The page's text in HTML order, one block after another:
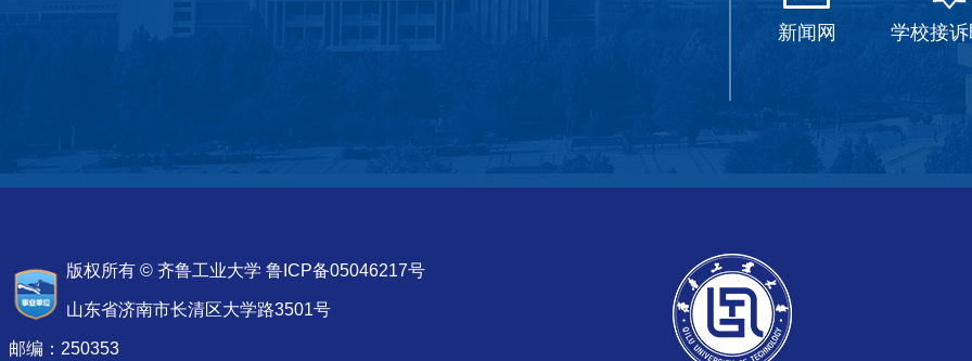
新闻网 学校接
版权所有 © 齐鲁工业大学 鲁ICP备05046217号
山东省济南市长清区大学路3501号
邮编：250353